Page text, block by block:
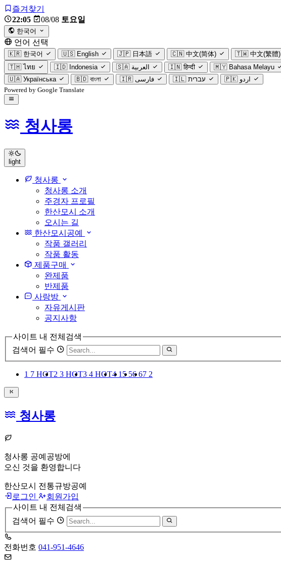
즐겨찾기
22:05
08/08 토요일
한국어
언어 선택
🇰🇷 한국어 🇺🇸 English 🇯🇵 日本語 🇨🇳 中文(简体) 🇹🇼 中文(繁體)
🇹🇭 ไทย 🇮🇩 Indonesia 🇸🇦 العربية 🇮🇳 हिन्दी 🇲🇾 Bahasa Melayu
🇺🇦 Українська 🇧🇩 বাংলা 🇮🇷 فارسی 🇮🇱 עברית 🇵🇰 اردو
Powered by Google Translate
청사롱
light
청사롱
청사롱 소개
주경자 프로필
한산모시 소개
오시는 길
한산모시공예
작품 갤러리
작품 활동
제품구매
완제품
반제품
사랑방
자유게시판
공지사항
사이트 내 전체검색
검색어 필수
1 7 HOT2 3 HOT3 4 HOT4 15 56 67 2
청사롱
청사롱 공예공방에
오신 것을 환영합니다
한산모시 전통규방공예
로그인
회원가입
사이트 내 전체검색
검색어 필수
전화번호 041-951-4646